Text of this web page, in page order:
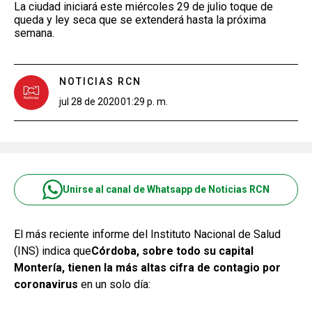
La ciudad iniciará este miércoles 29 de julio toque de
queda y ley seca que se extenderá hasta la próxima
semana.
NOTICIAS RCN
jul 28 de 202001:29 p. m.
Unirse al canal de Whatsapp de Noticias RCN
El más reciente informe del Instituto Nacional de Salud
(INS) indica queCórdoba, sobre todo su capital
Montería, tienen la más altas cifra de contagio por
coronavirus en un solo día: